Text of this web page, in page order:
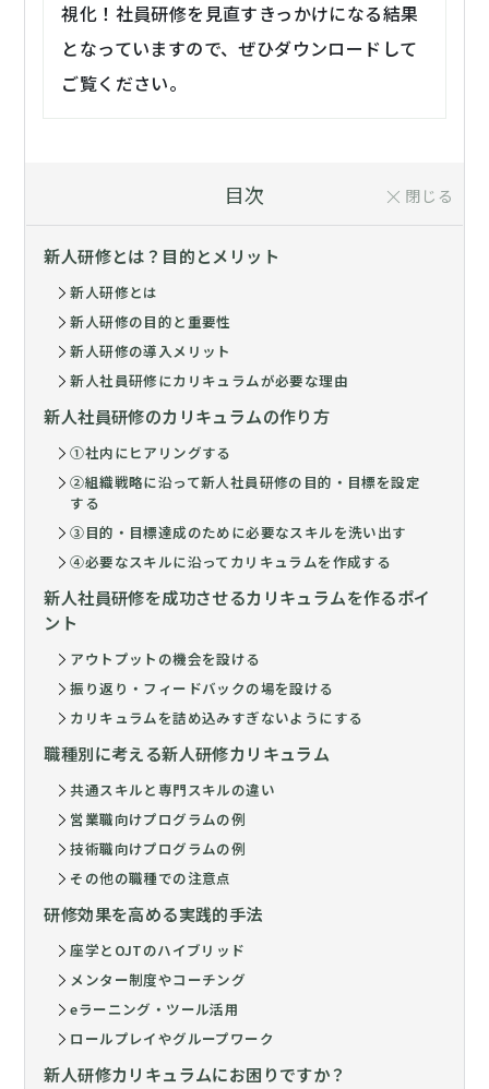
視化！社員研修を見直すきっかけになる結果
となっていますので、ぜひダウンロードして
ご覧ください。
閉じる
目次
新人研修とは？目的とメリット
新人研修とは
新人研修の目的と重要性
新人研修の導入メリット
新人社員研修にカリキュラムが必要な理由
新人社員研修のカリキュラムの作り方
①社内にヒアリングする
②組織戦略に沿って新人社員研修の目的・目標を設定
する
③目的・目標達成のために必要なスキルを洗い出す
④必要なスキルに沿ってカリキュラムを作成する
新人社員研修を成功させるカリキュラムを作るポイ
ント
アウトプットの機会を設ける
振り返り・フィードバックの場を設ける
カリキュラムを詰め込みすぎないようにする
職種別に考える新人研修カリキュラム
共通スキルと専門スキルの違い
営業職向けプログラムの例
技術職向けプログラムの例
その他の職種での注意点
研修効果を高める実践的手法
座学とOJTのハイブリッド
メンター制度やコーチング
eラーニング・ツール活用
ロールプレイやグループワーク
新人研修カリキュラムにお困りですか？